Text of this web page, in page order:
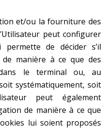
et/ou la fourniture des
peut configurer
de décider s’il
manière à ce que des
le terminal ou, au
systématiquement, soit
peut également
de manière à ce que
lui soient proposés